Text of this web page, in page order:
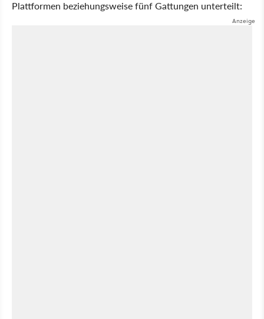
Plattformen beziehungsweise fünf Gattungen unterteilt: